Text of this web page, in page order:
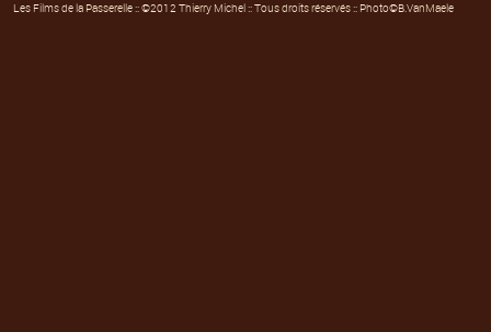
Les Films de la Passerelle:: ©2012 Thierry Michel :: Tous droits réservés :: Photo©B.VanMaele